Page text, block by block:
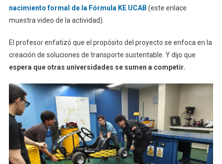
nacimiento formal de la Fórmula KE UCAB (este enlace
muestra video de la actividad).
El profesor enfatizó que el propósito del proyecto se enfoca en la
creación de soluciones de transporte sustentable. Y dijo que
espera que otras universidades se sumen a competir.